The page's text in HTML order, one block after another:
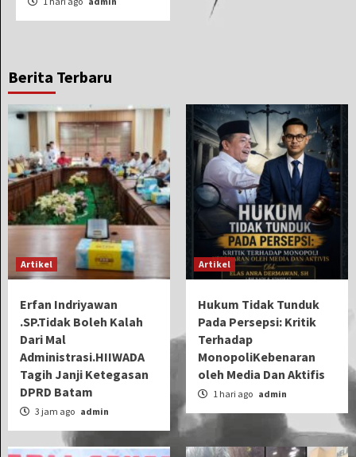
Berita Terbaru
Artikel
Erfan Indriyawan
.SP.Tidak Boleh Kalah
Dari Mal
Administrasi.HIIWADA
Tagih Janji Ketegasan
DPRD Batam
3 jam ago admin
Artikel
Hukum Tidak Tunduk
Pada Persepsi: Kritik
Terhadap
MonopoliKebenaran
oleh Media Dan Aktifis
1 hari ago admin